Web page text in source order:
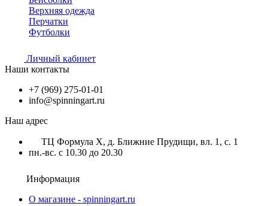
Верхняя одежда
Перчатки
Футболки
Личный кабинет
Наши контакты
+7 (969) 275-01-01
info@spinningart.ru
Наш адрес
ТЦ Формула X, д. Ближние Прудищи, вл. 1, с. 1
пн.-вс. с 10.30 до 20.30
Информация
О магазине - spinningart.ru